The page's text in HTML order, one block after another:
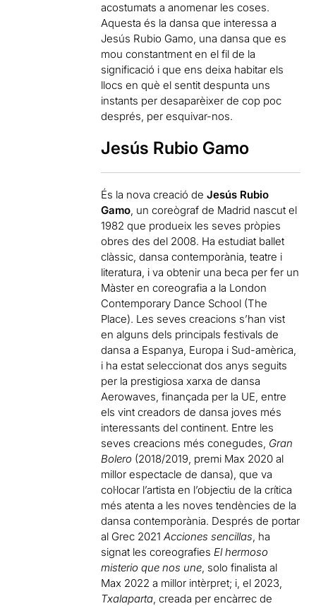
acostumats a anomenar les coses.
Aquesta és la dansa que interessa a
Jesús Rubio Gamo, una dansa que es
mou constantment en el fil de la
significació i que ens deixa habitar els
llocs en què el sentit despunta uns
instants per desaparèixer de cop poc
després, per esquivar-nos.
Jesús Rubio Gamo
És la nova creació deJesús Rubio
Gamo, un coreògraf de Madrid nascut el
1982 que produeix les seves pròpies
obres des del 2008. Ha estudiat ballet
clàssic, dansa contemporània, teatre i
literatura, i va obtenir una beca per fer un
Màster en coreografia a la London
Contemporary Dance School (The
Place). Les seves creacions s’han vist
en alguns dels principals festivals de
dansa a Espanya, Europa i Sud-amèrica,
i ha estat seleccionat dos anys seguits
per la prestigiosa xarxa de dansa
Aerowaves, finançada per la UE, entre
els vint creadors de dansa joves més
interessants del continent. Entre les
seves creacions més conegudes, Gran
Bolero (2018/2019, premi Max 2020 al
millor espectacle de dansa), que va
col·locar l’artista en l’objectiu de la crítica
més atenta a les noves tendències de la
dansa contemporània. Després de portar
al Grec 2021Acciones sencillas, ha
signat les coreografiesEl hermoso
misterio que nos une, solo finalista al
Max 2022 a millor intèrpret; i, el 2023,
Txalaparta, creada per encàrrec de